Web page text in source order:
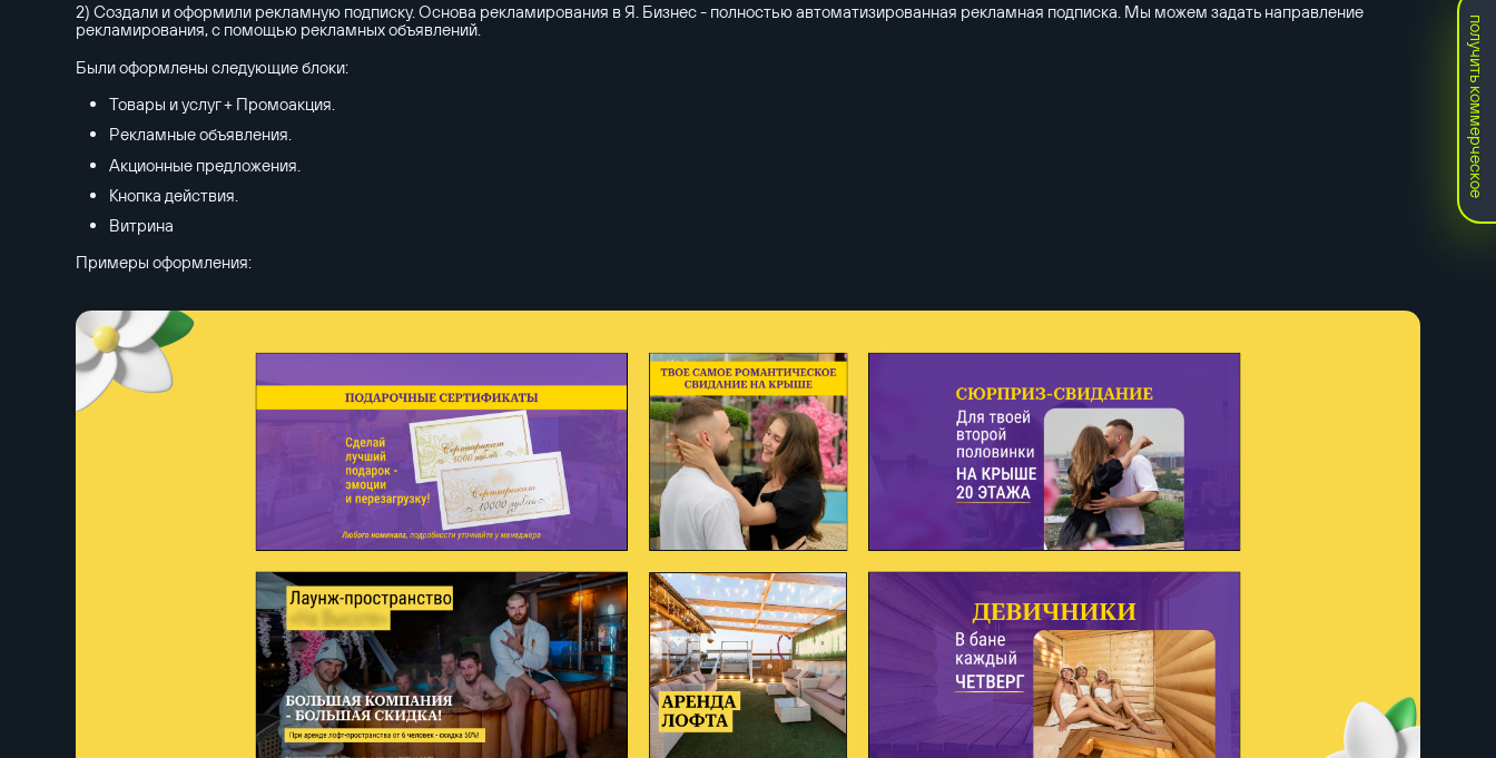
получить коммерческое
2) Создали и оформили рекламную подписку. Основа рекламирования в Я. Бизнес - полностью автоматизированная рекламная подписка. Мы можем задать направление
рекламирования, с помощью рекламных объявлений.
Были оформлены следующие блоки:
Товары и услуг + Промоакция.
Рекламные объявления.
Акционные предложения.
Кнопка действия.
Витрина
Примеры оформления: